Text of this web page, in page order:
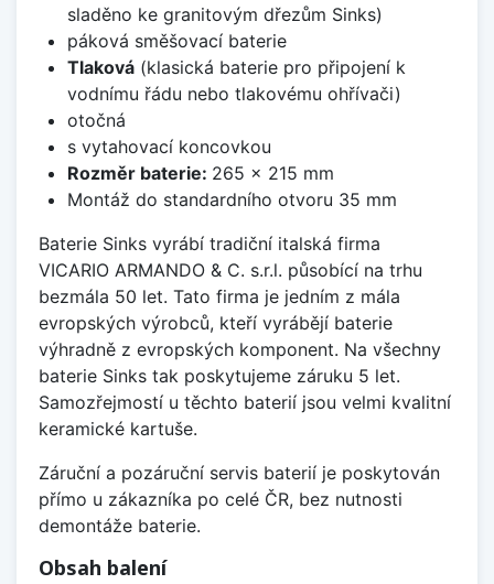
sladěno ke granitovým dřezům Sinks)
páková směšovací baterie
Tlaková(klasická baterie pro připojení k
vodnímu řádu nebo tlakovému ohřívači)
otočná
s vytahovací koncovkou
Rozměr baterie: 265 x 215 mm
Montáž do standardního otvoru 35 mm
Baterie Sinks vyrábí tradiční italská firma
VICARIO ARMANDO & C. s.r.l. působící na trhu
bezmála 50 let. Tato firma je jedním z mála
evropských výrobců, kteří vyrábějí baterie
výhradně z evropských komponent. Na všechny
baterie Sinks tak poskytujeme záruku 5 let.
Samozřejmostí u těchto baterií jsou velmi kvalitní
keramické kartuše.
Záruční a pozáruční servis baterií je poskytován
přímo u zákazníka po celé ČR, bez nutnosti
demontáže baterie.
Obsah balení